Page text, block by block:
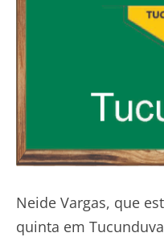
Neide Vargas, que
quinta em